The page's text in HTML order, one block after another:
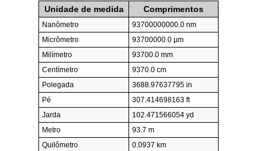
Unidade de medida Comprimentos
Nanômetro
93700000000.0 nm
Micrômetro
93700000.0 µm
Milímetro
93700.0 mm
Centímetro
9370.0 cm
Polegada
3688.97637795 in
Pé
307.414698163 ft
Jarda
102.471566054 yd
Metro
93.7 m
Quilômetro
0.0937 km